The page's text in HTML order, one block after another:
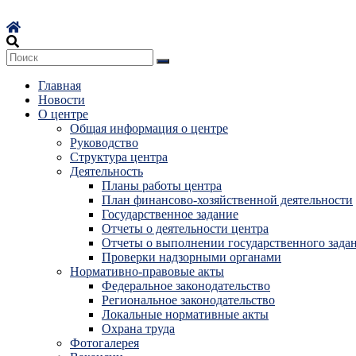
к
содержимому
Главная
Новости
О центре
Общая информация о центре
Руководство
Структура центра
Деятельность
Планы работы центра
План финансово-хозяйственной деятельности
Государственное задание
Отчеты о деятельности центра
Отчеты о выполнении государственного
Проверки надзорными органами
Нормативно-правовые акты
Федеральное законодательство
Региональное законодательство
Локальные нормативные акты
Охрана труда
Фотогалерея